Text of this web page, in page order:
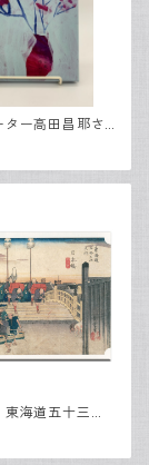
ター高田昌耶さ
」
東海道五十三
景